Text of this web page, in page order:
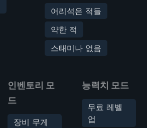
어리석은 적들
약한 적
스태미나 없음
인벤토리 모
드
장비 무게
능력치 모드
무료 레벨
업